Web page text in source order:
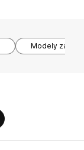
Modely